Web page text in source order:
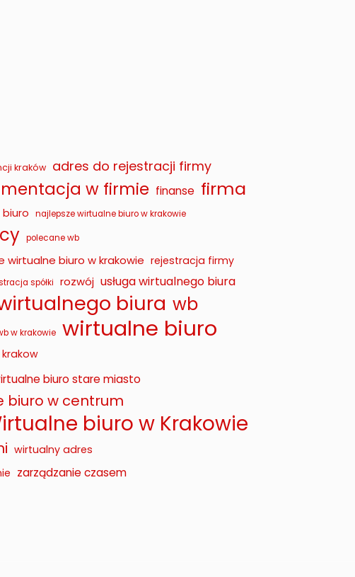
kraków adres do rejestracji firmy
w firmie finanse firma
biuro najlepsze wirtualne biuro w krakowie
polecane wb
wirtualne biuro w krakowie rejestracja firmy
spółki rozwój usługa wirtualnego biura
biura wb
w krakowie wirtualne biuro
biuro stare miasto
biuro w centrum
biuro w Krakowie
wirtualny adres
zarządzanie czasem